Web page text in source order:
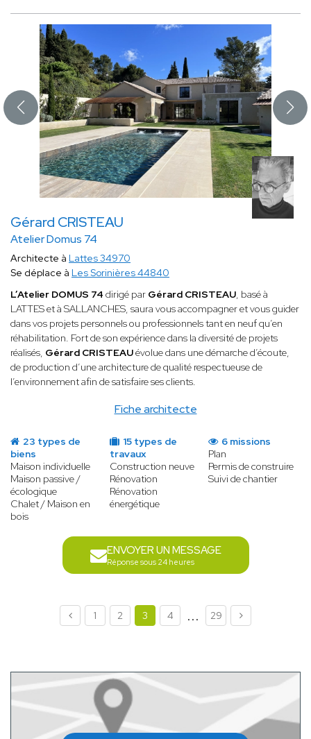
Gérard CRISTEAU
Atelier Domus 74
Fiche architecte
Architecte à Lattes 34970
Se déplace à Les Sorinières 44840
L’Atelier DOMUS 74 dirigé par Gérard CRISTEAU, basé à
LATTES et à SALLANCHES, saura vous accompagner et vous guider
dans vos projets personnels ou professionnels tant en neuf qu’en
réhabilitation. Fort de son expérience dans la diversité de projets
réalisés, Gérard CRISTEAUévolue dans une démarche d’écoute,
de production d’une architecture de qualité respectueuse de
l’environnement afin de satisfaire ses clients.
23 types de
biens
Maison individuelle
Maison passive /
écologique
Chalet / Maison en
bois
15 types de
travaux
Construction neuve
Rénovation
Rénovation
énergétique
6 missions
Plan
Permis de construire
Suivi de chantier
ENVOYER UN MESSAGE
Réponse sous 24 heures
1 2 3 4 ... 29